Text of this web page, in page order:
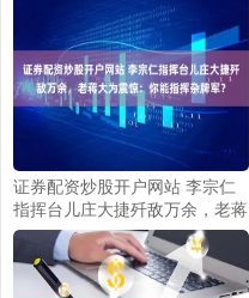
证券配资炒股开户网站 李宗仁
指挥台儿庄大捷歼敌万余，老蒋
大为震惊：你能指挥杂牌军？